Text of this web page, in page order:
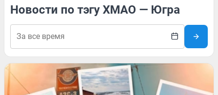
Новости по тэгу ХМАО — Югра